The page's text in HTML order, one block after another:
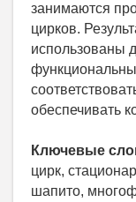
занимаются
цирков.
использованы
обеспечивать
Ключевые
цирк,
шапито,